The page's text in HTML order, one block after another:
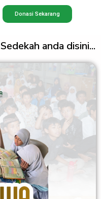
Donasi Sekarang
anda disini...